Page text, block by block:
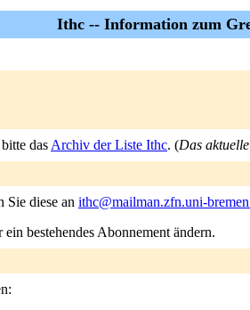
Ithc -- Information zum
das Archiv der Liste Ithc. (Das
Sie diese an ithc@mailman.zfn.uni-
bestehendes Abonnement ändern.